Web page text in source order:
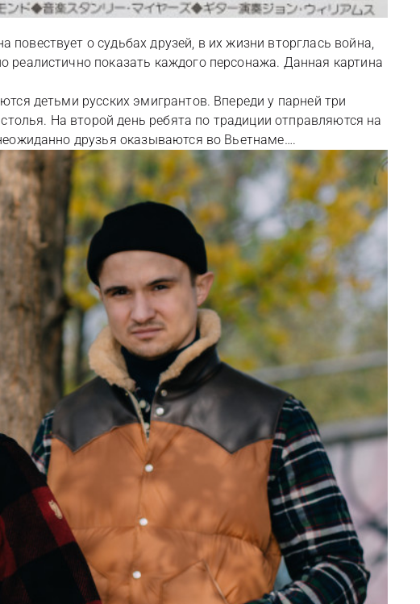
о судьбах друзей, в их жизни вторглась война,
показать каждого персонажа. Данная картина
детьми русских эмигрантов. Впереди у парней три
На второй день ребята по традиции отправляются на
друзья оказываются во Вьетнаме….